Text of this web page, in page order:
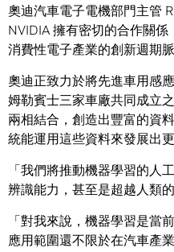
奧迪汽車電子電機部門主管
NVIDIA 擁有密切的合作關
消費性電子產業的創新週期
奧迪正致力於將先進車用感
姆勒賓士三家車廠共同成立
兩相結合，創造出豐富的資
統能運用這些資料來發展出
「我們將推動機器學習的人
辨識能力，甚至是超越人類
「對我來說，機器學習是當
應用範圍還不限於在汽車產業